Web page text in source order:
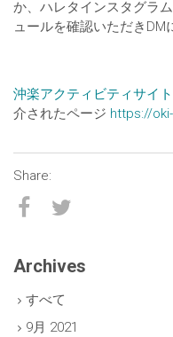
か、ハレタインスタグラム
ュールを確認いただきDM
沖楽アクティビティサイト
介されたページ https://
Archives
すべて
9月 2021